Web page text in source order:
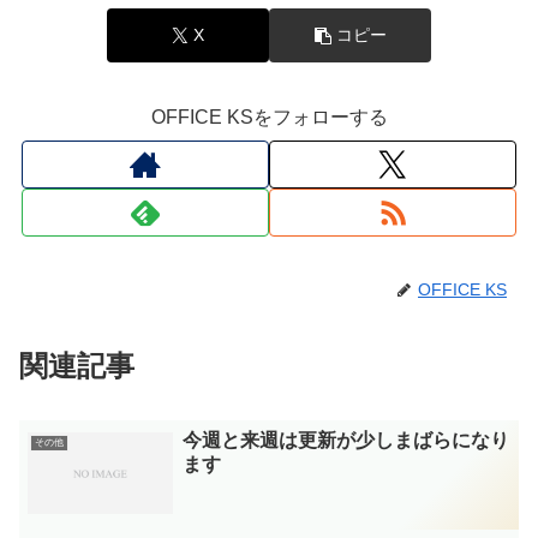
X コピー
OFFICE KSをフォローする
OFFICE KS
関連記事
その他
今週と来週は更新が少しまばらになり
ます